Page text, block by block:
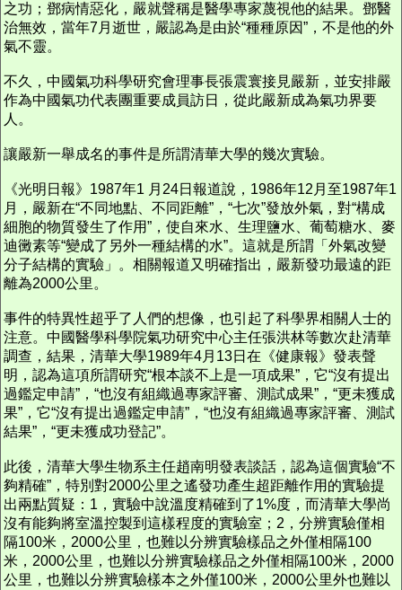
之功；鄧病情惡化，嚴就聲稱是醫學專家蔑視他的結果。鄧醫
治無效，當年7月逝世，嚴認為是由於“種種原因”，不是他的外
氣不靈。
不久，中國氣功科學研究會理事長張震寰接見嚴新，並安排嚴
作為中國氣功代表團重要成員訪日，從此嚴新成為氣功界要
人。
讓嚴新一舉成名的事件是所謂清華大學的幾次實驗。
《光明日報》1987年1 月24日報道說，1986年12月至1987年1
月，嚴新在“不同地點、不同距離”，“七次”發放外氣，對“構成
細胞的物質發生了作用”，使自來水、生理鹽水、葡萄糖水、麥
迪黴素等“變成了另外一種結構的水”。這就是所謂「外氣改變
分子結構的實驗」。相關報道又明確指出，嚴新發功最遠的距
離為2000公里。
事件的特異性超乎了人們的想像，也引起了科學界相關人士的
注意。中國醫學科學院氣功研究中心主任張洪林等數次赴清華
調查，結果，清華大學1989年4月13日在《健康報》發表聲
明，認為這項所謂研究“根本談不上是一項成果”，它“沒有提出
過鑑定申請”，“也沒有組織過專家評審、測試成果”，“更未獲成
果”，它“沒有提出過鑑定申請”，“也沒有組織過專家評審、測試
結果”，“更未獲成功登記”。
此後，清華大學生物系主任趙南明發表談話，認為這個實驗“不
夠精確”，特別對2000公里之遙發功產生超距離作用的實驗提
出兩點質疑：1，實驗中說溫度精確到了1%度，而清華大學尚
沒有能夠將室溫控製到這樣程度的實驗室；2，分辨實驗僅相
隔100米，2000公里，也難以分辨實驗樣品之外僅相隔100
米，2000公里，也難以分辨實驗樣品之外僅相隔100米，2000
公里，也難以分辨實驗樣本之外僅100米，2000公里外也難以